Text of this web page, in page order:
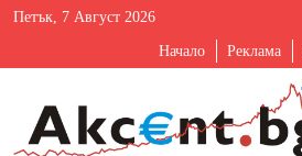
Петък, 7 Август 2026
Начало Реклама